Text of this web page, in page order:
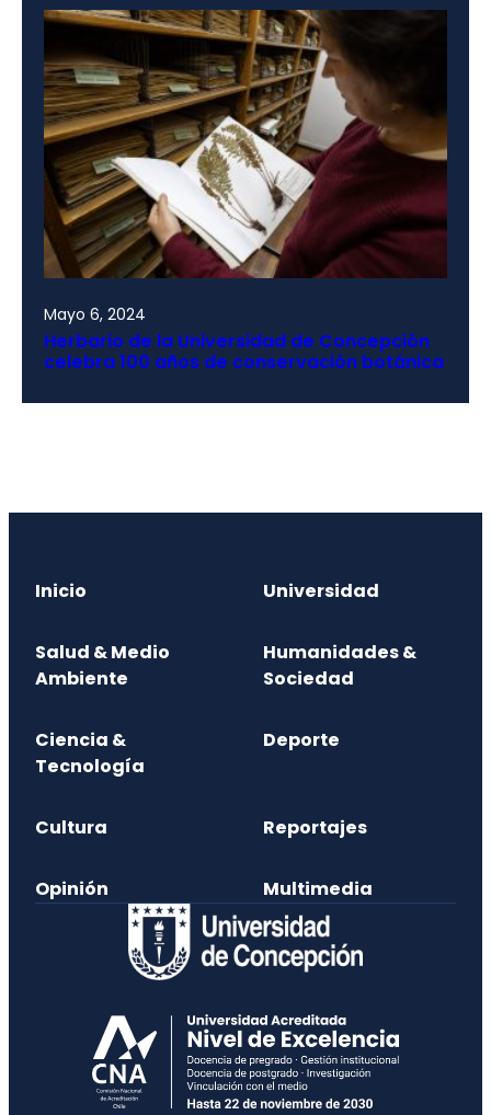
Mayo 6, 2024
Herbario de la Universidad de Concepción
celebra 100 años de conservación botánica
Inicio Universidad
Salud & Medio
Ambiente
Humanidades &
Sociedad
Ciencia &
Tecnología
Deporte
Cultura Reportajes
Opinión Multimedia